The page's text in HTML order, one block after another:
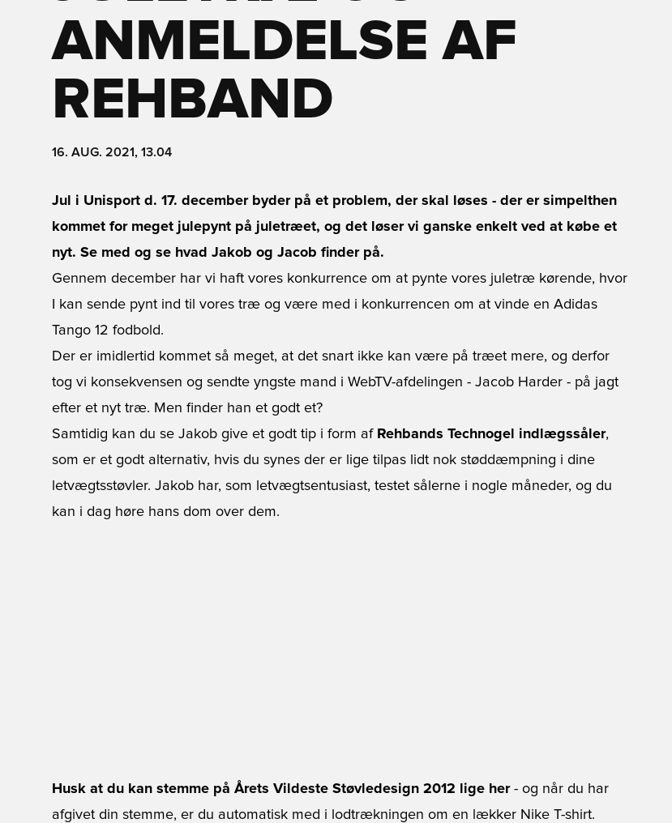
ANMELDELSE AF
REHBAND
16. AUG. 2021, 13.04
Jul i Unisport d. 17. december byder på et problem, der skal løses - der er simpelthen
kommet for meget julepynt på juletræet, og det løser vi ganske enkelt ved at købe et
nyt. Se med og se hvad Jakob og Jacob finder på.
Gennem december har vi haft vores konkurrence om at pynte vores juletræ kørende, hvor
I kan sende pynt ind til vores træ og være med i konkurrencen om at vinde en Adidas
Tango 12 fodbold.
Der er imidlertid kommet så meget, at det snart ikke kan være på træet mere, og derfor
tog vi konsekvensen og sendte yngste mand i WebTV-afdelingen - Jacob Harder - på jagt
efter et nyt træ. Men finder han et godt et?
Samtidig kan du se Jakob give et godt tip i form af Rehbands Technogel indlægssåler,
som er et godt alternativ, hvis du synes der er lige tilpas lidt nok støddæmpning i dine
letvægtsstøvler. Jakob har, som letvægtsentusiast, testet sålerne i nogle måneder, og du
kan i dag høre hans dom over dem.
Husk at du kan stemme på Årets Vildeste Støvledesign 2012 lige her- og når du har
afgivet din stemme, er du automatisk med i lodtrækningen om en lækker Nike T-shirt.